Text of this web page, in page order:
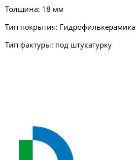
Толщина: 18 мм
Тип покрытия: Гидрофилькерамика
Тип фактуры: под штукатурку